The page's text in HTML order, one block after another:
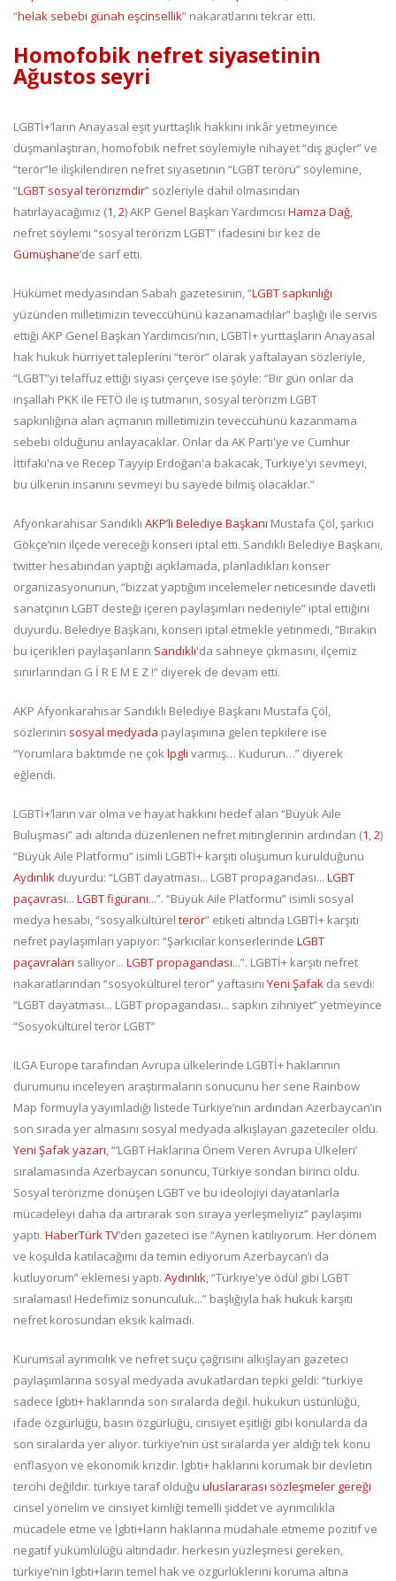
“helak sebebi günah eşcinsellik” nakaratlarını tekrar etti.
Homofobik nefret siyasetinin
Ağustos seyri
LGBTİ+’ların Anayasal eşit yurttaşlık hakkını inkâr yetmeyince
düşmanlaştıran, homofobik nefret söylemiyle nihayet “dış güçler” ve
“terör”le ilişkilendiren nefret siyasetinin “LGBT terörü” söylemine,
“LGBT sosyal terörizmdir” sözleriyle dahil olmasından
hatırlayacağımız (1,2) AKP Genel Başkan Yardımcısı Hamza Dağ,
nefret söylemi “sosyal terörizm LGBT” ifadesini bir kez de
Gümüşhane’de sarf etti.
Hükümet medyasından Sabah gazetesinin, “LGBT sapkınlığı
yüzünden milletimizin teveccühünü kazanamadılar” başlığı ile servis
ettiği AKP Genel Başkan Yardımcısı’nın, LGBTİ+ yurttaşların Anayasal
hak hukuk hürriyet taleplerini “terör” olarak yaftalayan sözleriyle,
“LGBT”yi telaffuz ettiği siyasi çerçeve ise şöyle: “Bir gün onlar da
inşallah PKK ile FETÖ ile iş tutmanın, sosyal terörizm LGBT
sapkınlığına alan açmanın milletimizin teveccühünü kazanmama
sebebi olduğunu anlayacaklar. Onlar da AK Parti'ye ve Cumhur
İttifakı'na ve Recep Tayyip Erdoğan'a bakacak, Türkiye'yi sevmeyi,
bu ülkenin insanını sevmeyi bu sayede bilmiş olacaklar.”
Afyonkarahisar Sandıklı AKP’li Belediye Başkanı Mustafa Çöl, şarkıcı
Gökçe’nin ilçede vereceği konseri iptal etti. Sandıklı Belediye Başkanı,
twitter hesabından yaptığı açıklamada, planladıkları konser
organizasyonunun, “bizzat yaptığım incelemeler neticesinde davetli
sanatçının LGBT desteği içeren paylaşımları nedeniyle” iptal ettiğini
duyurdu. Belediye Başkanı, konseri iptal etmekle yetinmedi, “Bırakın
bu içerikleri paylaşanların Sandıklı'da sahneye çıkmasını, ilçemiz
sınırlarından G İ R E M E Z !” diyerek de devam etti.
AKP Afyonkarahisar Sandıklı Belediye Başkanı Mustafa Çöl,
sözlerinin sosyal medyada paylaşımına gelen tepkilere ise
“Yorumlara baktımde ne çoklpgli varmış… Kudurun…” diyerek
eğlendi.
LGBTİ+’ların var olma ve hayat hakkını hedef alan “Büyük Aile
Buluşması” adı altında düzenlenen nefret mitinglerinin ardından (1,2)
“Büyük Aile Platformu” isimli LGBTİ+ karşıtı oluşumun kurulduğunu
Aydınlık duyurdu: “LGBT dayatması... LGBT propagandası... LGBT
paçavrası... LGBT figüranı...”. “Büyük Aile Platformu” isimli sosyal
medya hesabı, “sosyalkültürel terör” etiketi altında LGBTİ+ karşıtı
nefret paylaşımları yapıyor: “Şarkıcılar konserlerinde LGBT
paçavraları sallıyor... LGBT propagandası...”. LGBTİ+ karşıtı nefret
nakaratlarından “sosyokültürel terör” yaftasını Yeni Şafak da sevdi:
“LGBT dayatması... LGBT propagandası... sapkın zihniyet” yetmeyince
“Sosyokültürel terör LGBT”
ILGA Europe tarafından Avrupa ülkelerinde LGBTİ+ haklarının
durumunu inceleyen araştırmaların sonucunu her sene Rainbow
Map formuyla yayımladığı listede Türkiye’nin ardından Azerbaycan’ın
son sırada yer almasını sosyal medyada alkışlayan gazeteciler oldu.
Yeni Şafak yazarı, “‘LGBT Haklarına Önem Veren Avrupa Ülkeleri’
sıralamasında Azerbaycan sonuncu, Türkiye sondan birinci oldu.
Sosyal terörizme dönüşen LGBT ve bu ideolojiyi dayatanlarla
mücadeleyi daha da artırarak son sıraya yerleşmeliyiz” paylaşımı
yaptı. HaberTürk TV’den gazeteci ise “Aynen katılıyorum. Her dönem
ve koşulda katılacağımı da temin ediyorum Azerbaycan’ı da
kutluyorum” eklemesi yaptı. Aydınlık, “Türkiye'ye ödül gibi LGBT
sıralaması! Hedefimiz sonunculuk...” başlığıyla hak hukuk karşıtı
nefret korosundan eksik kalmadı.
Kurumsal ayrımcılık ve nefret suçu çağrısını alkışlayan gazeteci
paylaşımlarına sosyal medyada avukatlardan tepki geldi: “türkiye
sadece lgbti+ haklarında son sıralarda değil. hukukun üstünlüğü,
ifade özgürlüğü, basın özgürlüğü, cinsiyet eşitliği gibi konularda da
son sıralarda yer alıyor. türkiye’nin üst sıralarda yer aldığı tek konu
enflasyon ve ekonomik krizdir. lgbti+ haklarını korumak bir devletin
tercihi değildir. türkiye taraf olduğu uluslararası sözleşmeler gereği
cinsel yönelim ve cinsiyet kimliği temelli şiddet ve ayrımcılıkla
mücadele etme ve lgbti+ların haklarına müdahale etmeme pozitif ve
negatif yükümlülüğü altındadır. herkesin yüzleşmesi gereken,
türkiye’nin lgbti+ların temel hak ve özgürlüklerini koruma altına